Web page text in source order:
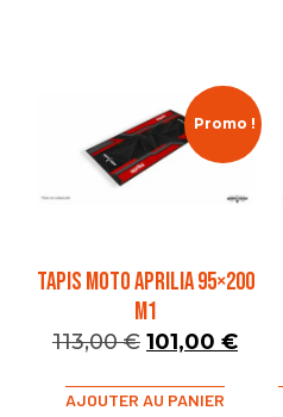
Promo !
TAPIS MOTO APRILIA 95×200
M1
113,00€ 101,00 €
AJOUTER AU PANIER